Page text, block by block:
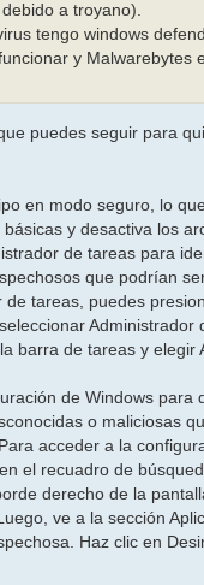
a troyano).
tengo windows
y Malwarebytes
puedes seguir para
en modo seguro, lo
y desactiva los
de tareas para
que podrían
de tareas, puedes
Administrador
barra de tareas y elegir
de Windows para
o maliciosas
acceder a la
el recuadro de
derecho de la
ve a la sección
Haz clic en